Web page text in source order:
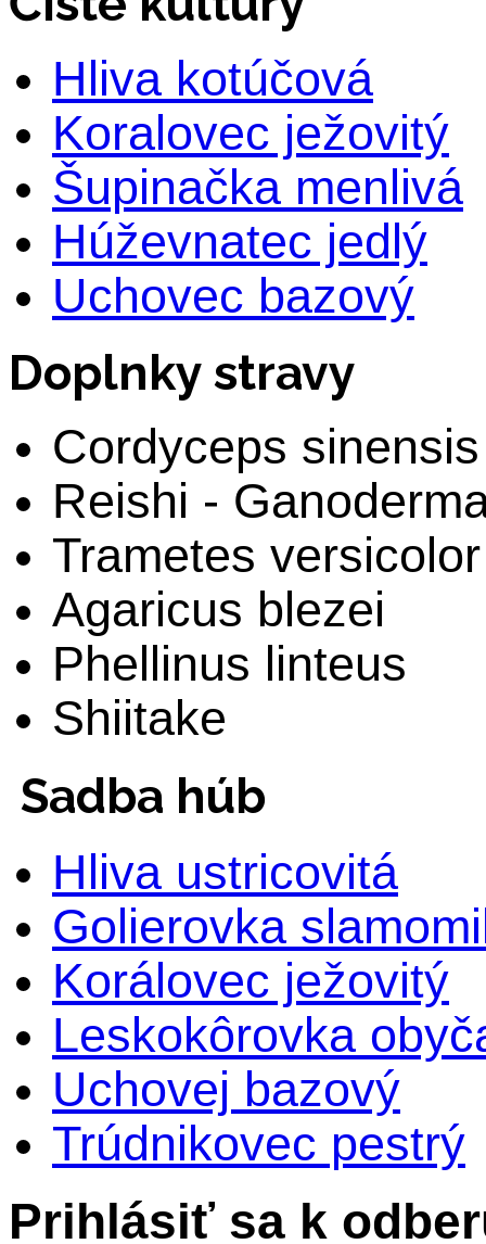
Hliva kotúčová
Koralovec ježovitý
Šupinačka menlivá
Húževnatec jedlý
Uchovec bazový
Doplnky stravy
Cordyceps sinensis
Reishi -
Trametes versicolor
Agaricus blezei
Phellinus linteus
Shiitake
Sadba húb
Hliva ustricovitá
Golierovka
Korálovec ježovitý
Leskokôrovka
Uchovej bazový
Trúdnikovec pestrý
Prihlásiť sa k